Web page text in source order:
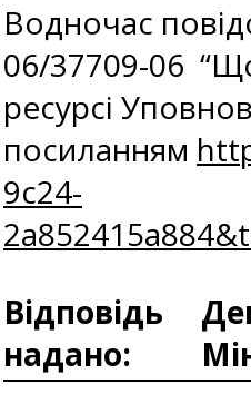
Водночас
06/37709-06
ресурсі
посиланням
9c24-
Відповідь
надано: